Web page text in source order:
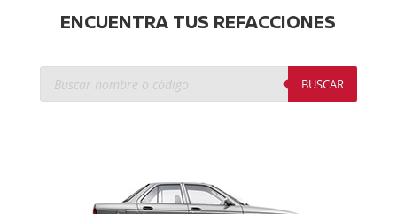
ENCUENTRA TUS REFACCIONES
Búsqueda
BUSCAR